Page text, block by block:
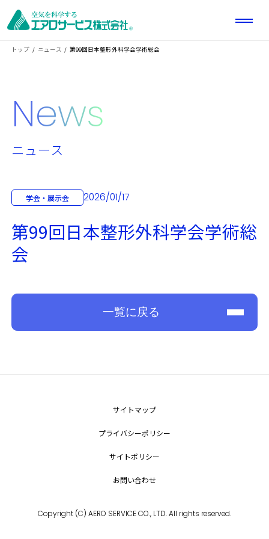
トップ ニュース 第99回日本整形外科学会学術総会
News
ニュース
学会・展示会 2026/01/17
第99回日本整形外科学会学術総
会
一覧に戻る
サイトマップ
プライバシーポリシー
サイトポリシー
お問い合わせ
Copyright (C) AERO SERVICE CO., LTD. All rights reserved.